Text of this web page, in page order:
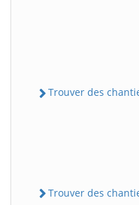
Trouver des
Trouver des